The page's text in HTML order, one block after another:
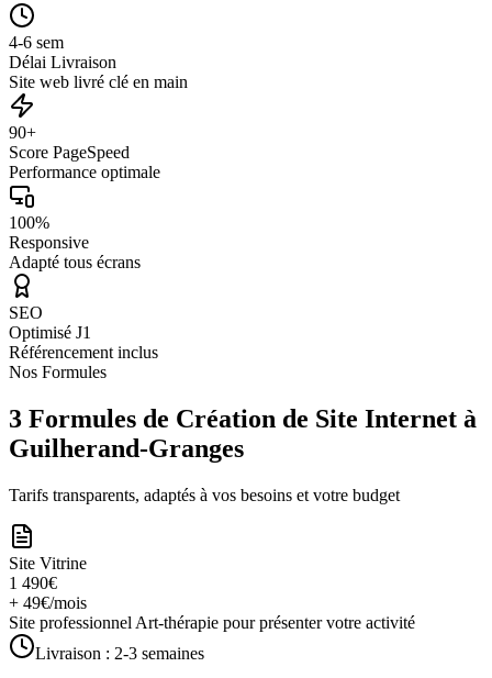
4-6 sem
Délai Livraison
Site web livré clé en main
90+
Score PageSpeed
Performance optimale
100%
Responsive
Adapté tous écrans
SEO
Optimisé J1
Référencement inclus
Nos Formules
3 Formules de Création de Site Internet à
Guilherand-Granges
Tarifs transparents, adaptés à vos besoins et votre budget
Site Vitrine
1 490€
+ 49€/mois
Site professionnel Art-thérapie pour présenter votre activité
Livraison : 2-3 semaines